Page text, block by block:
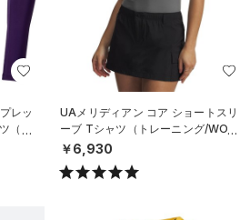
レッ
（ト
UAメリディアン コア ショートスリ
ーブ Tシャツ（トレーニング/WOM
EN）
￥6,930